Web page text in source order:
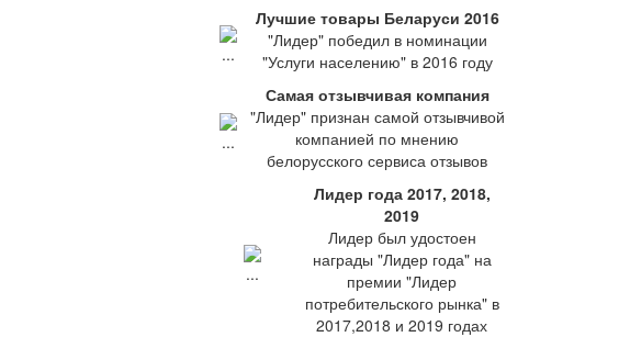
Лучшие товары Беларуси 2016
"Лидер" победил в номинации
"Услуги населению" в 2016 году
Самая отзывчивая компания
"Лидер" признан самой отзывчивой
компанией по мнению
белорусского сервиса отзывов
Лидер года 2017, 2018,
2019
Лидер был удостоен
награды "Лидер года" на
премии "Лидер
потребительского рынка" в
2017,2018 и 2019 годах